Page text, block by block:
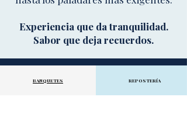
Experiencia que da tranquilidad.
Sabor que deja recuerdos.
BANQUETES REPOSTERÍA